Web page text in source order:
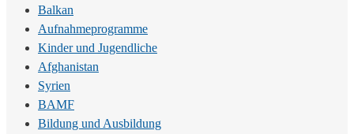
Balkan
Aufnahmeprogramme
Kinder und Jugendliche
Afghanistan
Syrien
BAMF
Bildung und Ausbildung